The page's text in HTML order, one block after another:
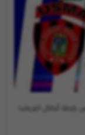
أبطال افريقيا